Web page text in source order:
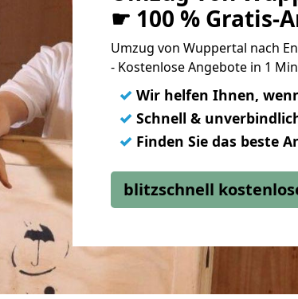
☛ 100 % Gratis-
Umzug von Wuppertal nach
- Kostenlose Angebote in 1
✓ Wir helfen Ihnen,
✓ Schnell &
✓ Finden Sie das beste
blitzschnell